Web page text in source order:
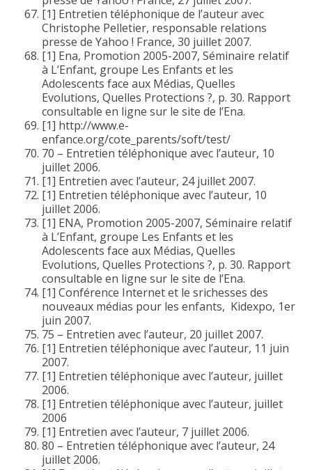
[1] Entretien téléphonique de l’auteur avec
Christophe Pelletier, responsable relations
presse de Yahoo ! France, 30 juillet 2007.
[1] Ena, Promotion 2005-2007, Séminaire relatif
à L’Enfant, groupe Les Enfants et les
Adolescents face aux Médias, Quelles
Evolutions, Quelles Protections ?, p. 30. Rapport
consultable en ligne sur le site de l’Ena.
[1] http://www.e-
enfance.org/cote_parents/soft/test/
70 – Entretien téléphonique avec l’auteur, 10
juillet 2006.
[1] Entretien avec l’auteur, 24 juillet 2007.
[1] Entretien téléphonique avec l’auteur, 10
juillet 2006.
[1] ENA, Promotion 2005-2007, Séminaire relatif
à L’Enfant, groupe Les Enfants et les
Adolescents face aux Médias, Quelles
Evolutions, Quelles Protections ?, p. 30. Rapport
consultable en ligne sur le site de l’Ena.
[1] Conférence Internet et le srichesses des
nouveaux médias pour les enfants, Kidexpo, 1er
juin 2007.
75 – Entretien avec l’auteur, 20 juillet 2007.
[1] Entretien téléphonique avec l’auteur, 11 juin
2007.
[1] Entretien téléphonique avec l’auteur, juillet
2006.
[1] Entretien téléphonique avec l’auteur, juillet
2006
[1] Entretien avec l’auteur, 7 juillet 2006.
80 – Entretien téléphonique avec l’auteur, 24
juillet 2006.